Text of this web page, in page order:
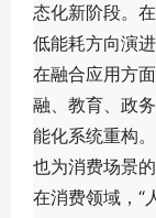
态化新阶段。
低能耗方向演
在融合应用方
融、教育、政
能化系统重构
也为消费场景
在消费领域，“